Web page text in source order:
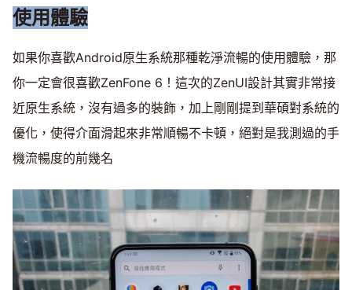
使用體驗
如果你喜歡Android原生系統那種乾淨流暢的使用體驗，那
你一定會很喜歡ZenFone 6！這次的ZenUI設計其實非常接
近原生系統，沒有過多的裝飾，加上剛剛提到華碩對系統的
優化，使得介面滑起來非常順暢不卡頓，絕對是我測過的手
機流暢度的前幾名